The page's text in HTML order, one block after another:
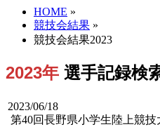
HOME »
競技会結果 »
競技会結果2023
2023年 選手記録検
2023/06/18
第40回長野県小学生陸上競技